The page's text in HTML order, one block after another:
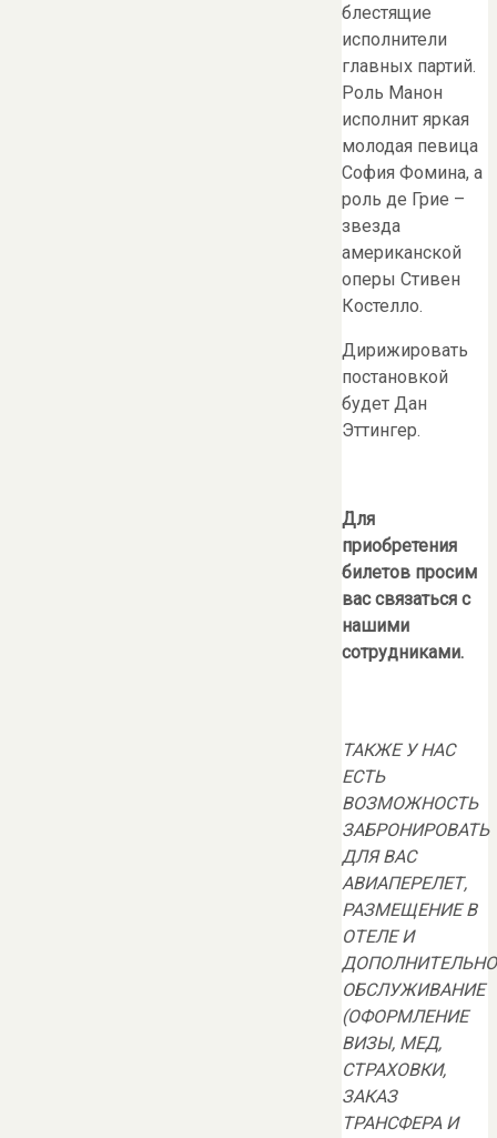
блестящие
исполнители
главных партий.
Роль Манон
исполнит яркая
молодая певица
София Фомина, а
роль де Грие –
звезда
американской
оперы Стивен
Костелло.
Дирижировать
постановкой
будет Дан
Эттингер.
Для
приобретения
билетов просим
вас связаться с
нашими
сотрудниками.
ТАКЖЕ У НАС
ЕСТЬ
ВОЗМОЖНОСТЬ
ЗАБРОНИРОВАТЬ
ДЛЯ ВАС
АВИАПЕРЕЛЕТ,
РАЗМЕЩЕНИЕ В
ОТЕЛЕ И
ОБСЛУЖИВАНИЕ
(ОФОРМЛЕНИЕ
ВИЗЫ, МЕД,
СТРАХОВКИ,
ЗАКАЗ
ТРАНСФЕРА И